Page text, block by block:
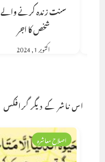
سنت زندہ کرنے والے
شخص کا اجر
اکتوبر 1, 2024
اس ناشر کے دیگر گرافکس
اصلاح معاشرہ